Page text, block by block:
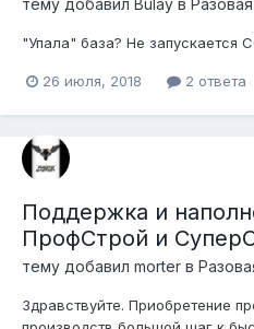
тему добавил Bulay в
"Упала" база? Не запускается
26 июля, 2018 2 ответа
Поддержка и
ПрофСтрой и
тему добавил morter в
Здравствуйте. Приобретение